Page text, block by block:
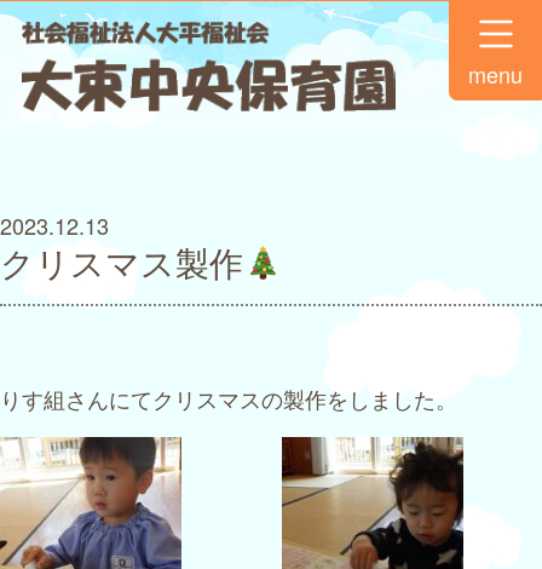
menu
クリスマス製作
2023.12.13
りす組さんにてクリスマスの製作をしました。